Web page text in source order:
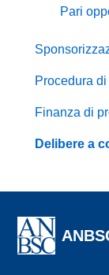
Pari
Procedura
Finanza di
Delibere a